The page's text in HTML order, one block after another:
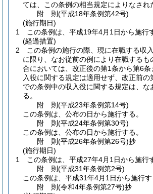
ては、この条例の相当規定によりなされ
附 則(平成18年条例第42号)
(施行期日)
1
この条例は、平成19年4月1日から施行
(経過措置)
2
この条例の施行の際、現に在職する収
に限り、なお従前の例により在職するも
合においては、改正後の第1条から第6条
入役に関する規定は適用せず、改正前の
での条例中の収入役に関する規定は、な
る。
附 則(平成23年条例第14号)
この条例は、公布の日から施行する。
附 則(平成24年条例第30号)
この条例は、公布の日から施行する。
附 則(平成26年条例第26号)抄
(施行期日)
1
この条例は、平成27年4月1日から施行
附 則(平成31年条例第2号)
この条例は、平成31年4月1日から施行す
附 則(令和4年条例第27号)抄